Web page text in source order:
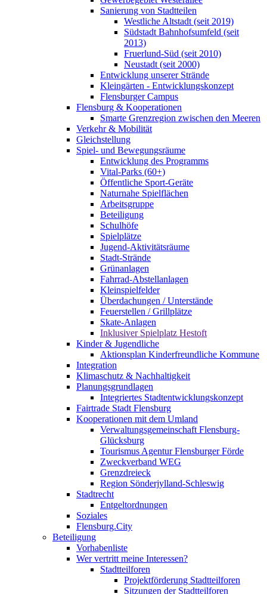
Sanierung von Stadtteilen
Westliche Altstadt (seit 2019)
Südstadt Bahnhofsumfeld (seit
2013)
Fruerlund-Süd (seit 2010)
Neustadt (seit 2000)
Entwicklung unserer Strände
Kleingärten - Entwicklungskonzept
Flensburger Campus
Flensburg & Kooperationen
Smarte Grenzregion zwischen den Meeren
Verkehr & Mobilität
Gleichstellung
Spiel- und Bewegungsräume
Entwicklung des Programms
Vital-Parks (60+)
Öffentliche Sport-Geräte
Naturnahe Spielflächen
Arbeitsgruppe
Beteiligung
Schulhöfe
Spielplätze
Jugend-Aktivitätsräume
Stadt-Strände
Grünanlagen
Fahrrad-Abstellanlagen
Kleinspielfelder
Überdachungen / Unterstände
Feuerstellen / Grillplätze
Skate-Anlagen
Inklusiver Spielplatz Hestoft
Kinder & Jugendliche
Aktionsplan Kinderfreundliche Kommune
Integration
Klimaschutz & Nachhaltigkeit
Planungsgrundlagen
Integriertes Stadtentwicklungskonzept
Fairtrade Stadt Flensburg
Kooperationen mit dem Umland
Verwaltungsgemeinschaft Flensburg-
Glücksburg
Tourismus Agentur Flensburger Förde
Zweckverband WEG
Grenzdreieck
Region Sönderjylland-Schleswig
Stadtrecht
Entgeltordnungen
Soziales
Flensburg.City
Beteiligung
Vorhabenliste
Wer vertritt meine Interessen?
Stadtteilforen
Projektförderung Stadtteilforen
Sitzungen der Stadtteilforen